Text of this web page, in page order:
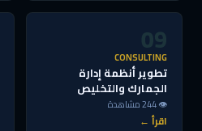
09
CONSULTING
تطوير أنظمة إدارة
الجمارك والتخليص
👁 244 مشاهدة
اقرأ ←